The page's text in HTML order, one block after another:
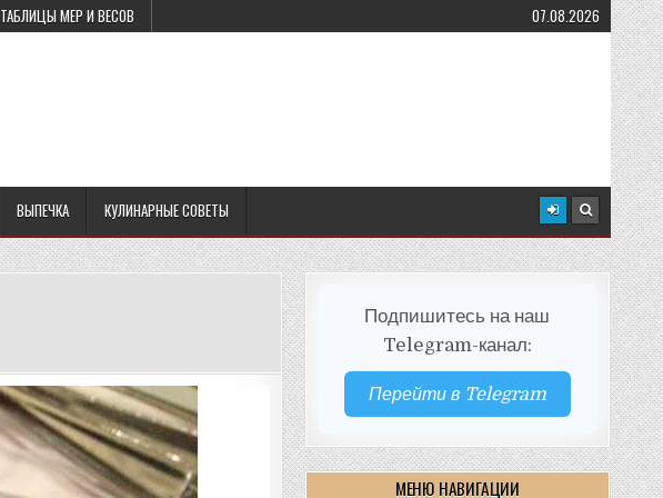
ТАБЛИЦЫ МЕР И ВЕСОВ 07.08.2026
ВЫПЕЧКА КУЛИНАРНЫЕ СОВЕТЫ
Подпишитесь на наш
Telegram-канал:
Перейти в Telegram
МЕНЮ НАВИГАЦИИ